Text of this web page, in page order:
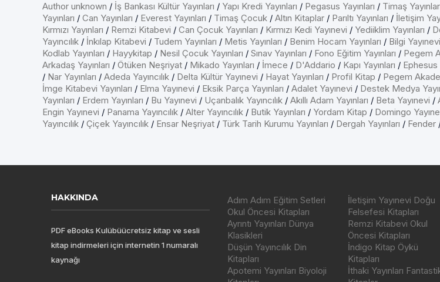
Author unknown / İş Bankası Kültür Yayınları / Yapı Kredi Yayınları / Pegasus Yayınları / Timaş
Yayınları / Can Yayınları / Everest Yayınları / Timaş Çocuk / Altın Kitaplar / Parıltı Yayınları / İletişim
Kırmızı Yayınları / Remzi Kitabevi / Can Çocuk Yayınları / Kırmızı Kedi Yayınevi / Yediiklim Yayınları /
Yayıncılık / İnkılap Kitabevi / Tudem Yayınları / Metis Yayınları / Benim Hocam Yayınları / Bilgi Yayınevi
Kodlab Yayınları / Hayykitap / Nesil Çocuk Yayınları / Sınav Yayınları / Fono Eğitim Yayınları / Pegem
Arkadaş Yayınları / Ötüken Neşriyat / Mikado Yayınları / İmece / D'Addario / Kapı Yayınları / Ephesus
/ Nar Yayınları / Adeda Yayıncılık / Delta Kültür Yayınevi / Hayat Yayınları / Profil Kitap / Pegem
İmge Kitabevi Yayınları / Elma Yayınevi / Eksik Parça Yayınları / Adalet Yayınevi / Destek Medya
Yayınları / Erdem Yayınları / Bu Yayınevi / Uçanbalık Yayıncılık / Akıllı Adam Yayınları / Beta Yayınevi /
Engin Yayınevi / Panama Yayıncılık / Alter Yayıncılık / Butik Yayınları / Yordam Kitap / Domingo
Yayıncılık / Çiçek Yayıncılık / Ensar Neşriyat / Türk Tarih Kurumu Yayınları / Dergah Yayınları / Fender
HAKKINDA
PDF eBooks Kulübüücretsiz kitap ve sesli
kitap indirmeleri için internetin 1 numaralı
kaynağı
Adım Adım Eğitim Setleri
Okul Öncesi Kitapları
Ayrıntı Yayınları Dünya
Klasikleri
Düşün Yayıncılık Din
Kitapları
Apotemi Yayınları Biyoloji
İletişim Yayınevi Doğu
Felsefesi Kitapları
Remzi Kitabevi Okul
Öncesi Kitapları
İndigo Kitap Öykü
Kitapları
İthaki Yayınları